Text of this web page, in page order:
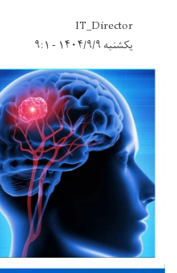
IT_Director
یکشنبه ۱۴۰۴/۹/۹ - ۹:۱